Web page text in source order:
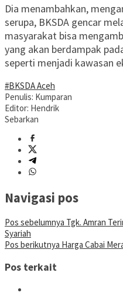
Dia menambahkan,
serupa, BKSDA gencar
masyarakat bisa
yang akan berdampak
seperti menjadi kawasan
#BKSDA Aceh
Penulis: Kumparan
Editor: Hendrik
Sebarkan
Navigasi pos
Pos sebelumnya Tgk. Amran
Syariah
Pos berikutnya Harga Cabai
Pos terkait